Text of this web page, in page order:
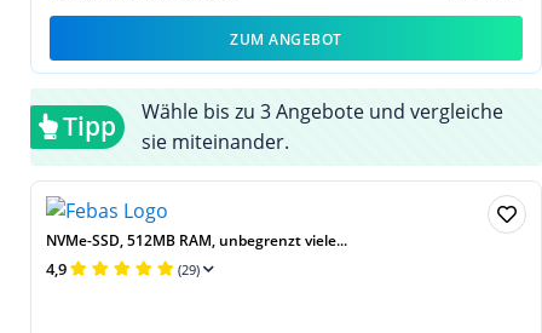
ZUM ANGEBOT
Tipp
Wähle bis zu 3 Angebote und vergleiche
sie miteinander.
NVMe-SSD, 512MB RAM, unbegrenzt viele...
4,9 (29)